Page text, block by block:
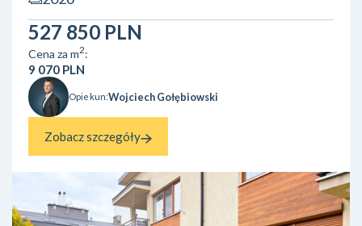
Ciebie – dorzucamy rok ubezpieczenia nieruchomości za
527 850 PLN
Cena za m2:
9 070 PLN
Opiekun:Wojciech Gołębiowski
Zobacz szczegóły